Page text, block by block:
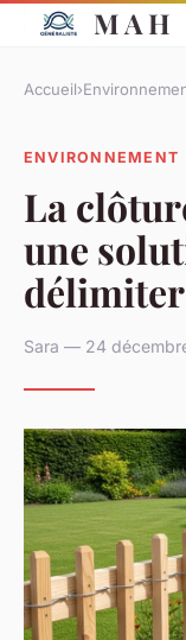
M A H
Accueil›
ENVIRONNEMENT
La
une
Sara — 24